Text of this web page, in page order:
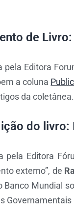
de
pela Editora
a coluna
da
do
pela Editora
externo”, de
Banco Mundial